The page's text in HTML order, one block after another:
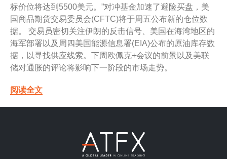
标价位将达到5500美元。”对冲基金加速了避险买盘，美
国商品期货交易委员会(CFTC)将于周五公布新的仓位数
据。 交易员密切关注伊朗的反击信号、美国在海湾地区的
海军部署以及周四美国能源信息署(EIA)公布的原油库存数
据，以寻找供应线索。下周欧佩克+会议的前景以及美联
储对通胀的评论将影响下一阶段的市场走势。
阅读全文